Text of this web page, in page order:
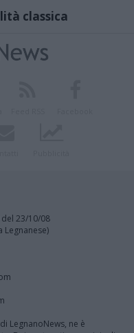
classica
23/10/08
Legnanese)
LegnanoNews, ne è